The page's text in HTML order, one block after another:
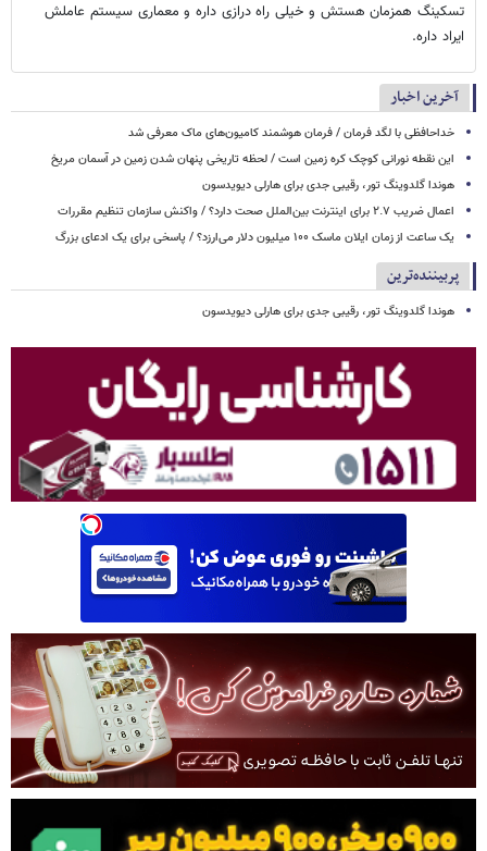
تسکینگ همزمان هستش و خیلی راه درازی داره و معماری سیستم عاملش
ایراد داره.
آخرین اخبار
خداحافظی با لگد فرمان / فرمان هوشمند کامیون‌های ماک معرفی شد
این نقطه نورانی کوچک کره زمین است / لحظه تاریخی پنهان شدن زمین در آسمان مریخ
هوندا گلدوینگ تور، رقیبی جدی برای هارلی دیویدسون
اعمال ضریب ۲.۷ برای اینترنت بین‌الملل صحت دارد؟ / واکنش سازمان تنظیم مقررات
یک ساعت از زمان ایلان ماسک ۱۰۰ میلیون دلار می‌ارزد؟ / پاسخی برای یک ادعای بزرگ
پربیننده‌ترین
هوندا گلدوینگ تور، رقیبی جدی برای هارلی دیویدسون